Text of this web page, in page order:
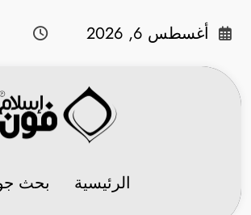
أغسطس 6, 2026
الرئيسية بحث